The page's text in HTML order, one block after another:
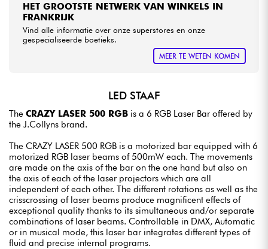
HET GROOTSTE NETWERK VAN WINKELS IN
FRANKRIJK
Vind alle informatie over onze superstores en onze
gespecialiseerde boetieks.
MEER TE WETEN KOMEN
LED STAAF
The CRAZY LASER 500 RGB is a 6 RGB Laser Bar offered by
the J.Collyns brand.
The CRAZY LASER 500 RGB is a motorized bar equipped with 6
motorized RGB laser beams of 500mW each. The movements
are made on the axis of the bar on the one hand but also on
the axis of each of the laser projectors which are all
independent of each other. The different rotations as well as the
crisscrossing of laser beams produce magnificent effects of
exceptional quality thanks to its simultaneous and/or separate
combinations of laser beams. Controllable in DMX, Automatic
or in musical mode, this laser bar integrates different types of
fluid and precise internal programs.